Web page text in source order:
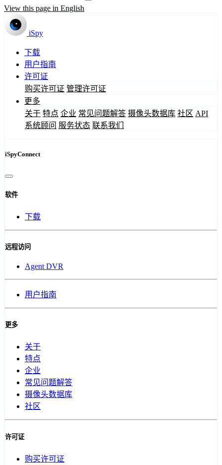
View this page in English
iSpy
下载
用户指南
许可证
购买许可证 管理许可证
更多
关于 特点 企业 常见问题解答 摄像头数据库 社区 API
系统顾问 服务状态 联系我们
iSpyConnect
软件
下载
远程访问
Agent DVR
用户指南
更多
关于
特点
企业
常见问题解答
摄像头数据库
社区
许可证
购买许可证